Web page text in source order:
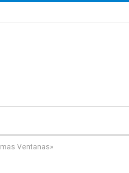
Ventanas»